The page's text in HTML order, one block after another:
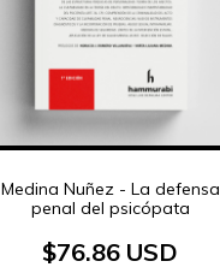
Medina Nuñez - La defensa
penal del psicópata
$76.86 USD